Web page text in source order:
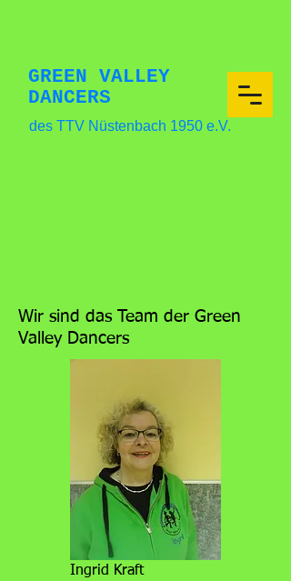
GREEN VALLEY
DANCERS
des TTV Nüstenbach 1950 e.V.
Wir sind das Team der Green
Valley Dancers
Ingrid Kraft